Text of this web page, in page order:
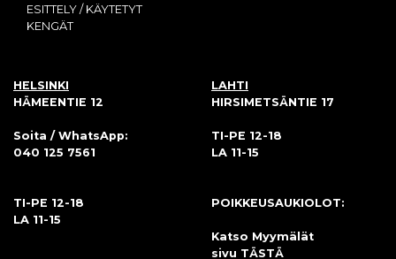
ESITTELY / KÄYTETYT
KENGÄT
HELSINKI
HÄMEENTIE 12
Soita / WhatsApp:
040 125 7561
TI-PE 12-18
LA 11-15
LAHTI
HIRSIMETSÄNTIE 17
TI-PE 12-18
LA 11-15
POIKKEUSAUKIOLOT:
Katso Myymälät
sivu TÄSTÄ